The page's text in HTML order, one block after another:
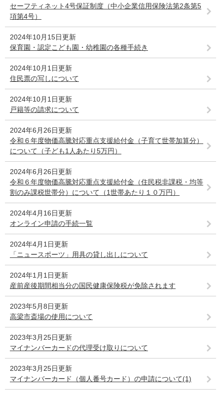
セーフティネット4号保証制度（中小企業信用保険法第2条第5
項第4号）
2024年10月15日更新
保育園・認定こども園・幼稚園の各種手続き
2024年10月1日更新
住民票の写しについて
2024年10月1日更新
戸籍等の請求について
2024年6月26日更新
令和６年度物価高騰対応重点支援給付金（子育て世帯加算分）
について（子ども1人あたり5万円）
2024年6月26日更新
令和６年度物価高騰対応重点支援給付金（住民税非課税・均等
割のみ課税世帯分）について（1世帯あたり１０万円）
2024年4月16日更新
オンライン申請の手続一覧
2024年4月1日更新
「ニュースポーツ」用具の貸し出しについて
2024年1月1日更新
産前産後期間相当分の国民健康保険税が免除されます
2023年5月8日更新
高梁市斎場の使用について
2023年3月25日更新
マイナンバーカードの代理受け取りについて
2023年3月25日更新
マイナンバーカード（個人番号カード）の申請について(1)